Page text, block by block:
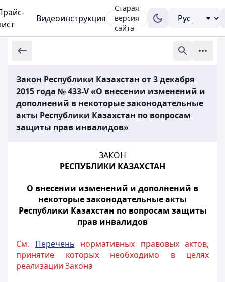
Видеоинструкция
Старая
версия
сайта
Закон Республики Казахстан от 3 декабря
2015 года № 433-V «О внесении изменений и
дополнений в некоторые законодательные
акты Республики Казахстан по вопросам
защиты прав инвалидов»
ЗАКОН
РЕСПУБЛИКИ КАЗАХСТАН
О внесении изменений и дополнений в
некоторые законодательные акты
Республики Казахстан по вопросам защиты
прав инвалидов
См. Перечень нормативных правовых актов,
принятие которых необходимо в целях
реализации Закона